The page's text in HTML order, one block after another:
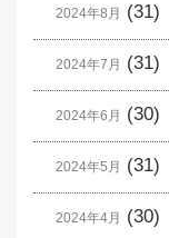
2024年8月 (31)
2024年7月 (31)
2024年6月 (30)
2024年5月 (31)
2024年4月 (30)